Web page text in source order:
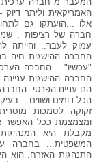
האמריקאית וליתר דיוק
אלו ...הועתקו גם
חברה של רציפות ,
עמוק לעבר.. והייתה
החברה ההישגית חיה
"עכשיו"... החברה
החברה ההישגית עניינה
הם עניינו הפרטי.
הכל דומים ושווים...
זקוקה לסמכות
ומצמצמת ככל האפשר
מקבלת היא
המשפטית... בחברה
התנהגות האזרח. הוא